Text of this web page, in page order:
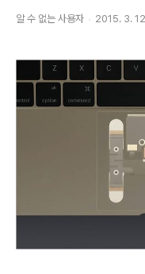
알 수 없는 사용자 2015. 3.